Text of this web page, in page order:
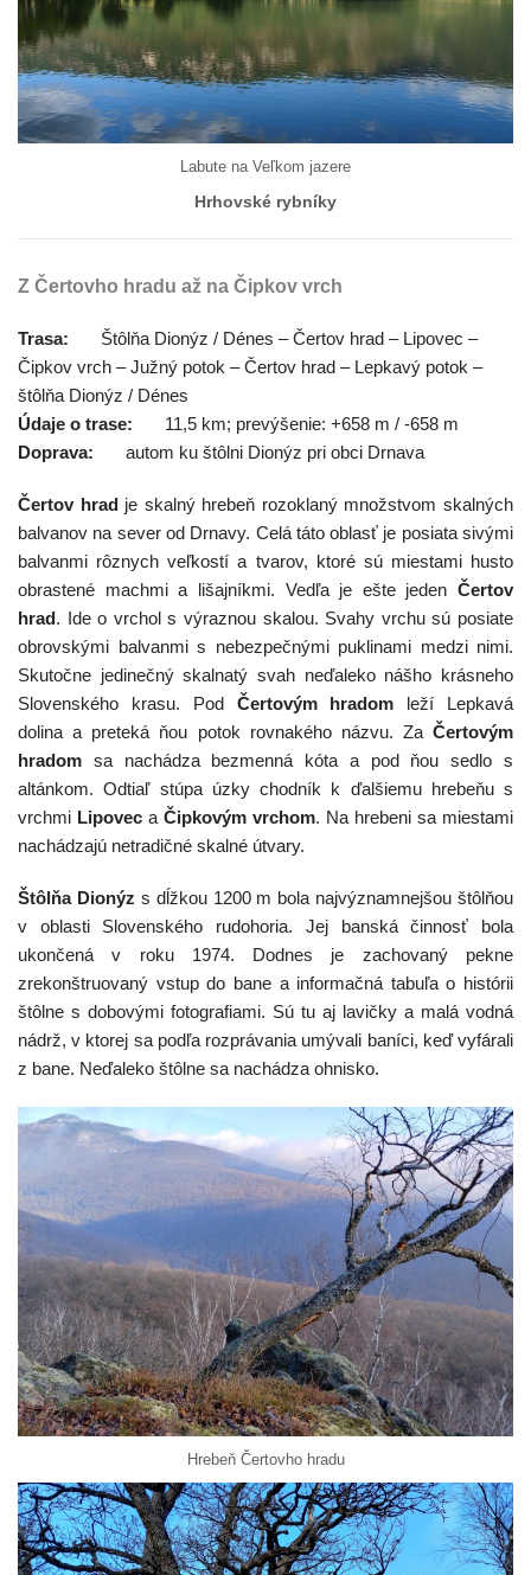
Labute na Veľkom jazere
Hrhovské rybníky
Z Čertovho hradu až na Čipkov vrch
Trasa:
Štôlňa Dionýz / Dénes – Čertov hrad – Lipovec –
Čipkov vrch – Južný potok – Čertov hrad – Lepkavý potok –
štôlňa Dionýz / Dénes
Údaje o trase:
11,5 km; prevýšenie: +658 m / -658 m
Doprava:
autom ku štôlni Dionýz pri obci Drnava
Čertov hradje skalný hrebeň rozoklaný množstvom skalných
balvanov na sever od Drnavy. Celá táto oblasť je posiata sivými
balvanmi rôznych veľkostí a tvarov, ktoré sú miestami husto
obrastené machmi a lišajníkmi. Vedľa je ešte jeden Čertov
hrad. Ide o vrchol s výraznou skalou. Svahy vrchu sú posiate
obrovskými balvanmi s nebezpečnými puklinami medzi nimi.
Skutočne jedinečný skalnatý svah neďaleko nášho krásneho
Slovenského krasu. Pod Čertovým hradom leží Lepkavá
dolina a preteká ňou potok rovnakého názvu. Za Čertovým
hradom sa nachádza bezmenná kóta a pod ňou sedlo s
altánkom. Odtiaľ stúpa úzky chodník k ďalšiemu hrebeňu s
vrchmi Lipovec a Čipkovým vrchom. Na hrebeni sa miestami
nachádzajú netradičné skalné útvary.
Štôlňa Dionýz s dĺžkou 1200 m bola najvýznamnejšou štôlňou
v oblasti Slovenského rudohoria. Jej banská činnosť bola
ukončená v roku 1974. Dodnes je zachovaný pekne
zrekonštruovaný vstup do bane a informačná tabuľa o histórii
štôlne s dobovými fotografiami. Sú tu aj lavičky a malá vodná
nádrž, v ktorej sa podľa rozprávania umývali baníci, keď vyfárali
z bane. Neďaleko štôlne sa nachádza ohnisko.
Hrebeň Čertovho hradu